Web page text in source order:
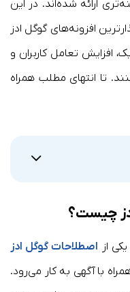
ارائه شده‌اند. در این
افزونه‌های گوگل ادز
افزایش تعامل کاربران و
تا انتهای مطلب همراه
چیست؟
از اصطلاحات گوگل ادز
با آگهی به کار می‌رود.